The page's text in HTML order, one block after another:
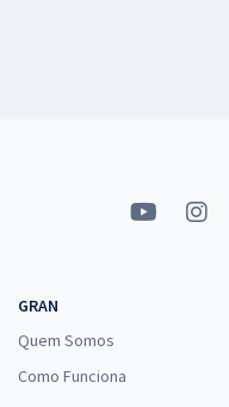
GRAN
Quem Somos
Como Funciona